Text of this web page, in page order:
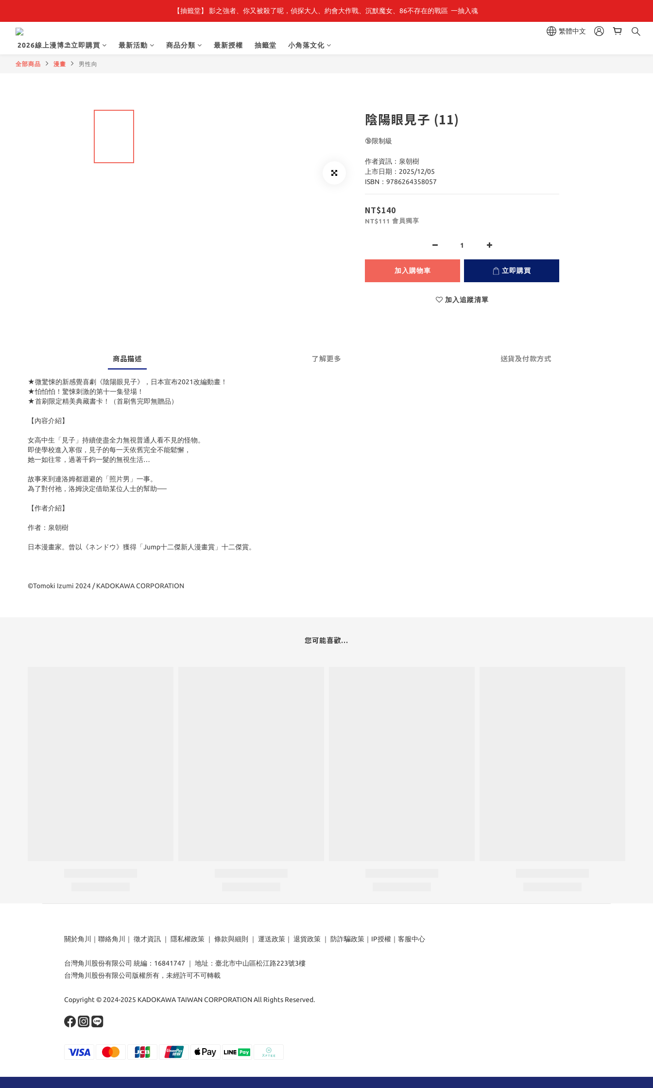
【轉生史萊姆】系列書展🌟系列小說 79 折，滿$389送「完節紀念明信片組」
【抽籤堂】 影之強者、你又被殺了呢，偵探大人、約會大作戰、沉默魔女、86不存在的戰區  一抽入魂
繁體中文
2026線上漫博⛱️立即購買
最新活動 商品分類 最新授權 抽籤堂 小角落文化
全部商品 漫畫 男性向
陰陽眼見子 (11)
🔞限制級
作者資訊：泉朝樹
上市日期：2025/12/05
ISBN：9786264358057
NT$140
NT$111 會員獨享
加入購物車 立即購買
加入追蹤清單
商品描述 了解更多 送貨及付款方式
★微驚悚的新感覺喜劇《陰陽眼見子》，日本宣布2021改編動畫！
★怕怕怕！驚悚刺激的第十一集登場！
★首刷限定精美典藏書卡！（首刷售完即無贈品）
【內容介紹】
女高中生「見子」持續使盡全力無視普通人看不見的怪物。
即使學校進入寒假，見子的每一天依舊完全不能鬆懈，
她一如往常，過著千鈞一髮的無視生活…
故事來到連洛姆都迴避的「照片男」一事。
為了對付祂，洛姆決定借助某位人士的幫助──
【作者介紹】
作者：泉朝樹
日本漫畫家。曾以《ネンドウ》獲得「Jump十二傑新人漫畫賞」十二傑賞。
©Tomoki Izumi 2024 / KADOKAWA CORPORATION
您可能喜歡...
關於角川 ｜ 聯絡角川 ｜ 徵才資訊 ｜ 隱私權政策 ｜ 條款與細則 ｜ 運送政策 ｜ 退貨政策 ｜ 防詐騙政策 ｜ IP授權 ｜ 客服中心
台灣角川股份有限公司 統編：16841747 ｜ 地址：臺北市中山區松江路223號3樓
台灣角川股份有限公司版權所有，未經許可不可轉載
Copyright © 2024-2025 KADOKAWA TAIWAN CORPORATION All Rights Reserved.